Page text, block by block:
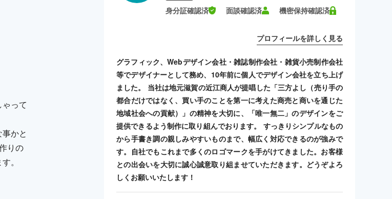
って
かと
りの
。
身分証確認済 面談確認済 機密保持確認済
プロフィールを詳しく見る
グラフィック、Webデザイン会社・雑誌制作会社・雑貨小売制作会社
等でデザイナーとして務め、10年前に個人でデザイン会社を立ち上げ
ました。 当社は地元滋賀の近江商人が提唱した「三方よし（売り手の
都合だけではなく、買い手のことを第一に考えた商売と商いを通じた
地域社会への貢献）」の精神を大切に、「唯一無二」のデザインをご
提供できるよう制作に取り組んでおります。 すっきりシンプルなもの
から手書き調の親しみやすいものまで、幅広く対応できるのが強みで
す。自社でもこれまで多くのロゴマークを手がけてきました。お客様
との出会いを大切に誠心誠意取り組ませていただきます。どうぞよろ
しくお願いいたします！